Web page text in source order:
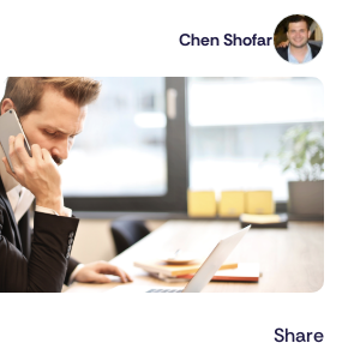
שעון נוכחות
יומן עבודה
ניהול משימות
לקוחות
התחבר
Chen Shofar
Share